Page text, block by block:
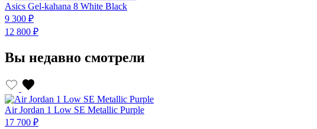
Asics Gel-kahana 8 White Black
9 300 ₽
12 800 ₽
Вы недавно смотрели
Air Jordan 1 Low SE Metallic Purple
17 700 ₽